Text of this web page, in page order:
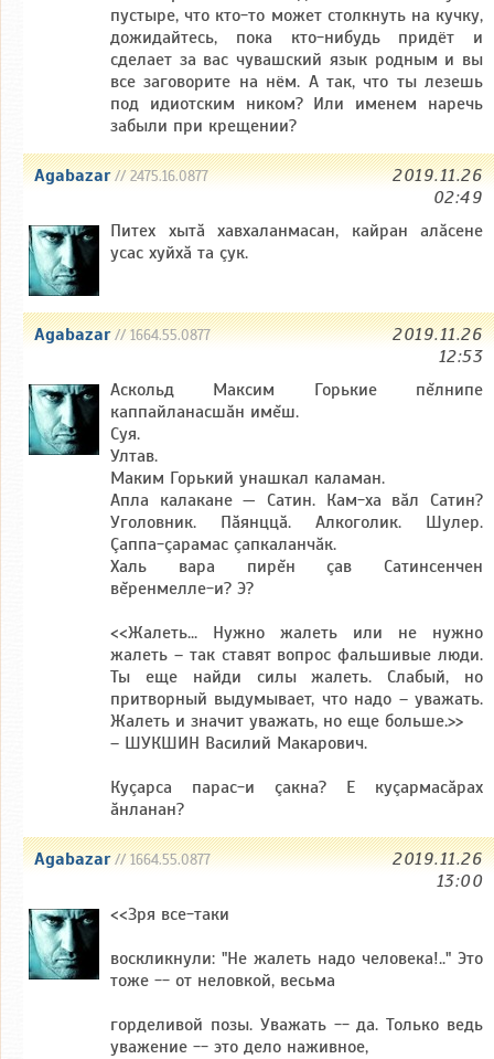
пустыре, что кто-то может столкнуть на кучку,
дожидайтесь, пока кто-нибудь придёт и
сделает за вас чувашский язык родным и вы
все заговорите на нём. А так, что ты лезешь
под идиотским ником? Или именем наречь
забыли при крещении?
Agabazar// 2475.16.0877
2019.11.26
02:49
Питех хытă хавхаланмасан, кайран алăсене
усас хуйхă та çук.
Agabazar// 1664.55.0877
2019.11.26
12:53
Аскольд Максим Горькие пĕлнипе
каппайланасшăн имĕш.
Суя.
Ултав.
Маким Горький унашкал каламан.
Апла калакане — Сатин. Кам-ха вăл Сатин?
Уголовник. Пăянццă. Алкоголик. Шулер.
Çаппа-çарамас çапкаланчăк.
Халь вара пирĕн çав Сатинсенчен
вĕренмелле-и? Э?
<<Жалеть... Нужно жалеть или не нужно
жалеть – так ставят вопрос фальшивые люди.
Ты еще найди силы жалеть. Слабый, но
притворный выдумывает, что надо – уважать.
Жалеть и значит уважать, но еще больше.>>
– ШУКШИН Василий Макарович.
Куçарса парас-и çакна? Е куçармасăрах
ăнланан?
Agabazar// 1664.55.0877
2019.11.26
13:00
<<Зря все-таки
воскликнули: "Не жалеть надо человека!.." Это
тоже -- от неловкой, весьма
горделивой позы. Уважать -- да. Только ведь
уважение -- это дело наживное,